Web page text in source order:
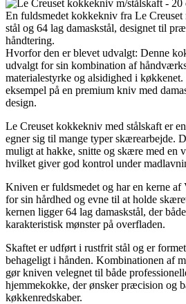
En fuldsmedet kokkekniv fra Le
stål og 64 lag damaskstål, designet til
håndtering.
Hvorfor den er blevet udvalgt: Denne
udvalgt for sin kombination af
materialestyrke og alsidighed i
eksempel på en premium kniv med
design.
Le Creuset kokkekniv med stålskaft er
egner sig til mange typer skærearbejde.
muligt at hakke, snitte og skære med en
hvilket giver god kontrol under
Kniven er fuldsmedet og har en kerne
for sin hårdhed og evne til at holde
kernen ligger 64 lag damaskstål, der
karakteristisk mønster på overfladen.
Skaftet er udført i rustfrit stål og er
behageligt i hånden. Kombinationen af
gør kniven velegnet til både
hjemmekokke, der ønsker præcision og
køkkenredskaber.